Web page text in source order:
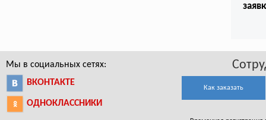
Мы в социальных сетях:
ВКОНТАКТЕ
ОДНОКЛАССНИКИ
Как заказать